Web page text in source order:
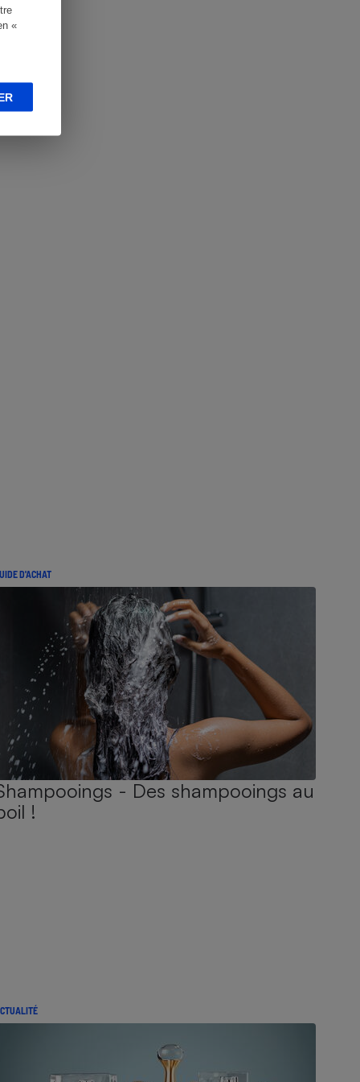
«
D'ACHAT
- Des shampooings au
!